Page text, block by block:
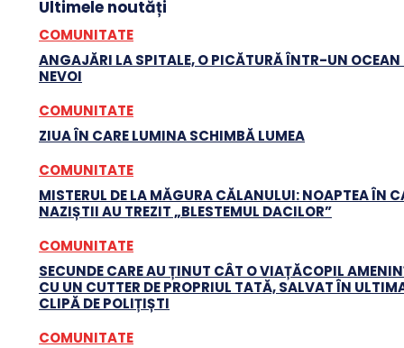
Ultimele noutăți
COMUNITATE
ANGAJĂRI LA SPITALE, O PICĂTURĂ ÎNTR-UN OCEAN
NEVOI
COMUNITATE
ZIUA ÎN CARE LUMINA SCHIMBĂ LUMEA
COMUNITATE
MISTERUL DE LA MĂGURA CĂLANULUI: NOAPTEA ÎN
NAZIȘTII AU TREZIT „BLESTEMUL DACILOR”
COMUNITATE
SECUNDE CARE AU ȚINUT CÂT O VIAȚĂCOPIL
CU UN CUTTER DE PROPRIUL TATĂ, SALVAT ÎN
CLIPĂ DE POLIȚIȘTI
COMUNITATE